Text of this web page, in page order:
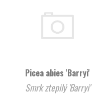
Picea abies 'Barryi'
Smrk ztepilý 'Barryi'